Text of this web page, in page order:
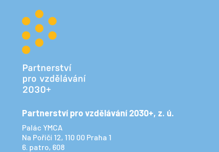
Partnerství pro vzdělávání 2030+, z. ú.
Palác YMCA
Na Poříčí 12, 110 00 Praha 1
6. patro, 608